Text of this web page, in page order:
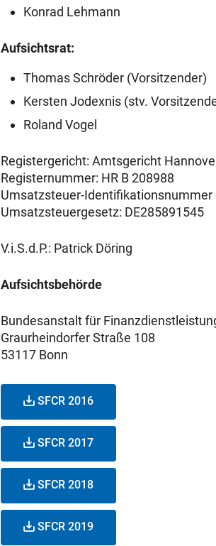
Konrad Lehmann
Aufsichtsrat:
Thomas Schröder (Vorsitzender)
Kersten Jodexnis (stv.
Roland Vogel
Registergericht: Amtsgericht
Registernummer: HR B 208988
Umsatzsteuer-Identifikationsnummer
Umsatzsteuergesetz: DE285891545
V.i.S.d.P.: Patrick Döring
Aufsichtsbehörde
Bundesanstalt für
Graurheindorfer Straße 108
53117 Bonn
SFCR 2016
SFCR 2017
SFCR 2018
SFCR 2019